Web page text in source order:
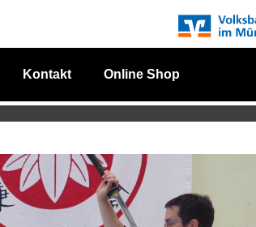
Kontakt Online Shop